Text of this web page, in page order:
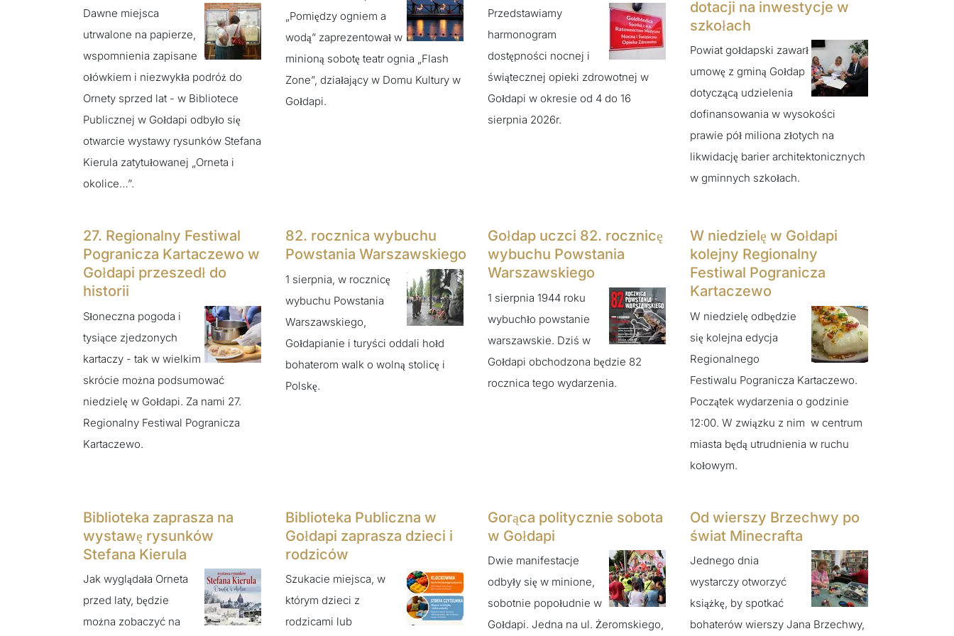
Dawne miejsca
utrwalone na papierze,
wspomnienia zapisane
ołówkiem i niezwykła podróż do
Ornety sprzed lat - w Bibliotece
Publicznej w Gołdapi odbyło się
otwarcie wystawy rysunków Stefana
Kierula zatytułowanej „Orneta i
okolice…”.
„Pomiędzy ogniem a
wodą” zaprezentował w
minioną sobotę teatr ognia „Flash
Zone”, działający w Domu Kultury w
Gołdapi.
Przedstawiamy
harmonogram
dostępności nocnej i
świątecznej opieki zdrowotnej w
Gołdapi w okresie od 4 do 16
sierpnia 2026r.
dotacji na inwestycje w
szkołach
Powiat gołdapski zawarł
umowę z gminą Gołdap
dotyczącą udzielenia
dofinansowania w wysokości
prawie pół miliona złotych na
likwidację barier architektonicznych
w gminnych szkołach.
27. Regionalny Festiwal
Pogranicza Kartaczewo w
Gołdapi przeszedł do
historii
Słoneczna pogoda i
tysiące zjedzonych
kartaczy - tak w wielkim
skrócie można podsumować
niedzielę w Gołdapi. Za nami 27.
Regionalny Festiwal Pogranicza
Kartaczewo.
82. rocznica wybuchu
Powstania Warszawskiego
1 sierpnia, w rocznicę
wybuchu Powstania
Warszawskiego,
Gołdapianie i turyści oddali hołd
bohaterom walk o wolną stolicę i
Polskę.
Gołdap uczci 82. rocznicę
wybuchu Powstania
Warszawskiego
1 sierpnia 1944 roku
wybuchło powstanie
warszawskie. Dziś w
Gołdapi obchodzona będzie 82
rocznica tego wydarzenia.
W niedzielę w Gołdapi
kolejny Regionalny
Festiwal Pogranicza
Kartaczewo
W niedzielę odbędzie
się kolejna edycja
Regionalnego
Festiwalu Pogranicza Kartaczewo.
Początek wydarzenia o godzinie
12:00. W związku z nim w centrum
miasta będą utrudnienia w ruchu
kołowym.
Biblioteka zaprasza na
wystawę rysunków
Stefana Kierula
Jak wyglądała Orneta
przed laty, będzie
można zobaczyć na
Biblioteka Publiczna w
Gołdapi zaprasza dzieci i
rodziców
Szukacie miejsca, w
którym dzieci z
rodzicami lub
Gorąca politycznie sobota
w Gołdapi
Dwie manifestacje
odbyły się w minione,
sobotnie popołudnie w
Gołdapi. Jedna na ul. Żeromskiego,
Od wierszy Brzechwy po
świat Minecrafta
Jednego dnia
wystarczy otworzyć
książkę, by spotkać
bohaterów wierszy Jana Brzechwy,